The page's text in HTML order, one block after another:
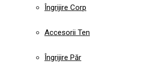
Îngrijire Corp
Accesorii Ten
Îngrijire Păr